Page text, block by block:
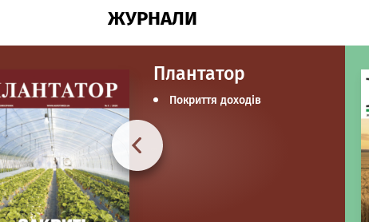
ЖУРНАЛИ
Плантатор
Покриття доходів